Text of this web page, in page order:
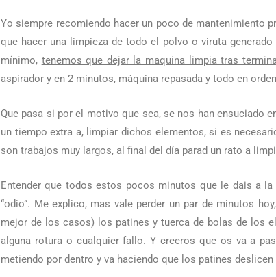
Yo siempre recomiendo hacer un poco de mantenimiento
que hacer una limpieza de todo el polvo o viruta
mínimo, tenemos que dejar la maquina limpia tras
aspirador y en 2 minutos, máquina repasada y todo en
Que pasa si por el motivo que sea, se nos han ensuciado
un tiempo extra a, limpiar dichos elementos, si es
son trabajos muy largos, al final del día parad un rato a
Entender que todos estos pocos minutos que le dais a
“odio”. Me explico, mas vale perder un par de minutos
mejor de los casos) los patines y tuerca de bolas de los
alguna rotura o cualquier fallo. Y creeros que os va a
metiendo por dentro y va haciendo que los patines